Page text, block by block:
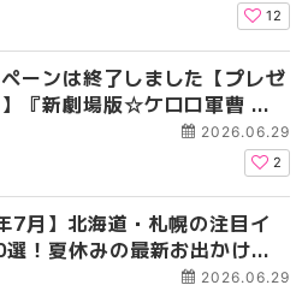
12
ーンは終了しました【プレゼ
『新劇場版☆ケロロ軍曹 復
攻地球滅亡の危機でありま
記念プレゼントキャンペー
最新作！新たな『ケロロ軍
ってくる！！
2026.06.29
2
7月】北海道・札幌の注目イ
！夏休みの最新お出かけス
絶景＆グルメを徹底紹介！2026.06.29